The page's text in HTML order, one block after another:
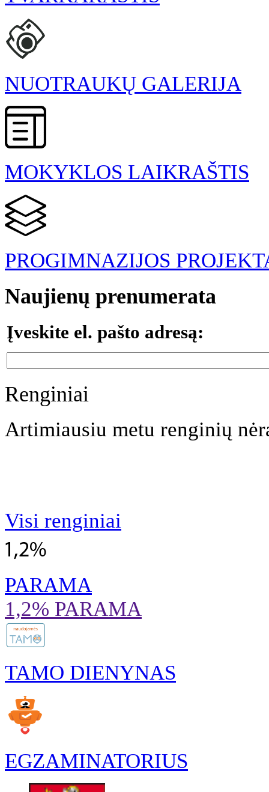
NUOTRAUKŲ GALERIJA
MOKYKLOS LAIKRAŠTIS
PROGIMNAZIJOS
Naujienų prenumerata
Įveskite el. pašto adresą:
Renginiai
Artimiausiu metu renginių
Visi renginiai
PARAMA
1,2% PARAMA
TAMO DIENYNAS
EGZAMINATORIUS